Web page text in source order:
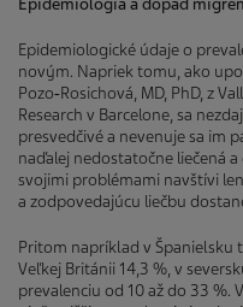
Epidemiologické údaje o
novým. Napriek tomu, ako
Pozo‑Rosichová, MD, PhD, z
Research v Barcelone, sa
presvedčivé a nevenuje sa im
naďalej nedostatočne liečená
svojimi problémami navštívi
a zodpovedajúcu liečbu
Pritom napríklad v Španielsku
Veľkej Británii 14,3 %, v
prevalenciu od 10 až do 33 %.